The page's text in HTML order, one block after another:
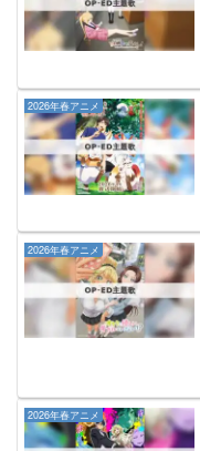
2026年春アニメ
2026年春アニメ
2026年春アニメ